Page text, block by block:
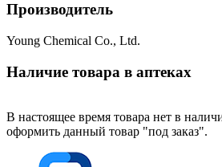
Производитель
Young Chemical Co., Ltd.
Наличие товара в аптеках
В настоящее время товара нет в
оформить данный товар "под заказ".